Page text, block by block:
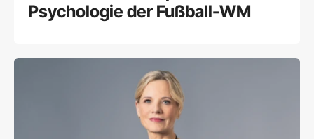
Psychologie der Fußball-WM